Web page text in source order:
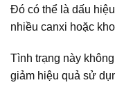
Đó có thể là dấu
nhiều canxi hoặc
Tình trạng này
giảm hiệu quả sử